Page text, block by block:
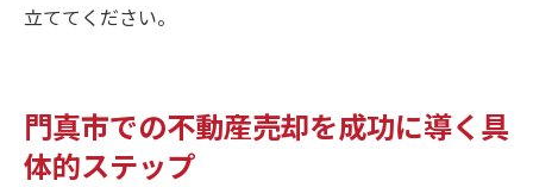
立ててください。
門真市での不動産売却を成功に導く具
体的ステップ